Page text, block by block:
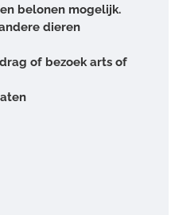
belonen mogelijk.
dieren
of bezoek arts of